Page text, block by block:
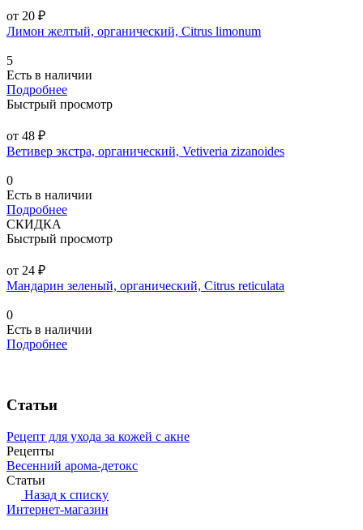
от 20 ₽
Лимон желтый, органический, Citrus limonum
5
Есть в наличии
Подробнее
Быстрый просмотр
от 48 ₽
Ветивер экстра, органический, Vetiveria zizanoides
0
Есть в наличии
Подробнее
СКИДКА
Быстрый просмотр
от 24 ₽
Мандарин зеленый, органический, Citrus reticulata
0
Есть в наличии
Подробнее
Статьи
Рецепт для ухода за кожей с акне
Рецепты
Весенний арома-детокс
Статьи
Назад к списку
Интернет-магазин